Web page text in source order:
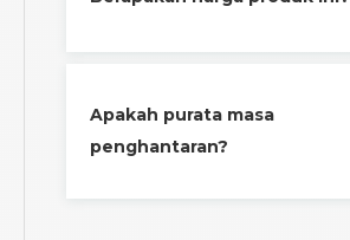
Apakah purata masa
penghantaran?